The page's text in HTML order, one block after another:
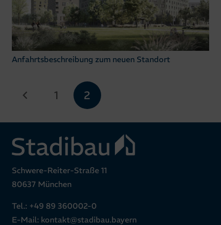
Anfahrtsbeschreibung zum neuen Standort
1 2
Schwere-Reiter-Straße 11
80637 München
Tel.: +49 89 360002-0
E-Mail: kontakt@stadibau.bayern